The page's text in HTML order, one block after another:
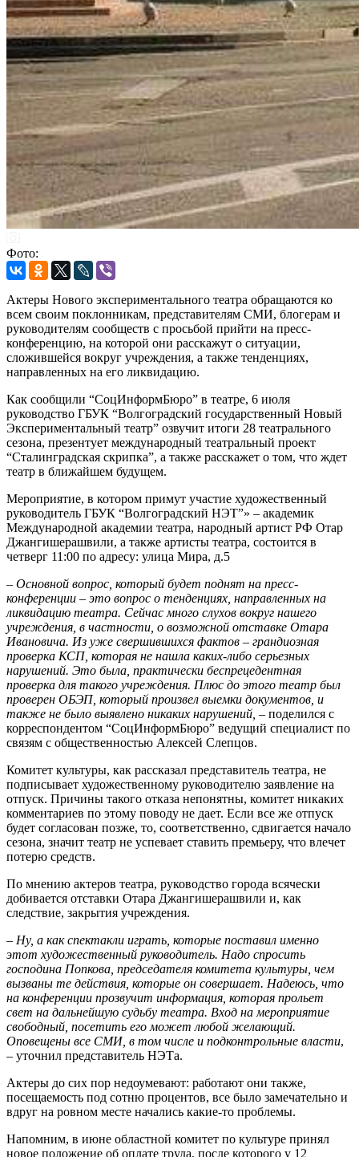
Фото:
Актеры Нового экспериментального театра обращаются ко
всем своим поклонникам, представителям СМИ, блогерам и
руководителям сообществ с просьбой прийти на пресс-
конференцию, на которой они расскажут о ситуации,
сложившейся вокруг учреждения, а также тенденциях,
направленных на его ликвидацию.
Как сообщили “СоцИнформБюро” в театре, 6 июля
руководство ГБУК “Волгоградский государственный Новый
Экспериментальный театр” озвучит итоги 28 театрального
сезона, презентует международный театральный проект
“Сталинградская скрипка”, а также расскажет о том, что ждет
театр в ближайшем будущем.
Мероприятие, в котором примут участие художественный
руководитель ГБУК “Волгоградский НЭТ”» – академик
Международной академии театра, народный артист РФ Отар
Джангишерашвили, а также артисты театра, состоится в
четверг 11:00 по адресу: улица Мира, д.5
– Основной вопрос, который будет поднят на пресс-
конференции – это вопрос о тенденциях, направленных на
ликвидацию театра. Сейчас много слухов вокруг нашего
учреждения, в частности, о возможной отставке Отара
Ивановича. Из уже свершившихся фактов – грандиозная
проверка КСП, которая не нашла каких-либо серьезных
нарушений. Это была, практически беспрецедентная
проверка для такого учреждения. Плюс до этого театр был
проверен ОБЭП, который произвел выемки документов, и
также не было выявлено никаких нарушений, – поделился с
корреспондентом “СоцИнформБюро” ведущий специалист по
связям с общественностью Алексей Слепцов.
Комитет культуры, как рассказал представитель театра, не
подписывает художественному руководителю заявление на
отпуск. Причины такого отказа непонятны, комитет никаких
комментариев по этому поводу не дает. Если все же отпуск
будет согласован позже, то, соответственно, сдвигается начало
сезона, значит театр не успевает ставить премьеру, что влечет
потерю средств.
По мнению актеров театра, руководство города всячески
добивается отставки Отара Джангишерашвили и, как
следствие, закрытия учреждения.
– Ну, а как спектакли играть, которые поставил именно
этот художественный руководитель. Надо спросить
господина Попкова, председателя комитета культуры, чем
вызваны те действия, которые он совершает. Надеюсь, что
на конференции прозвучит информация, которая прольет
свет на дальнейшую судьбу театра. Вход на мероприятие
свободный, посетить его может любой желающий.
Оповещены все СМИ, в том числе и подконтрольные власти,
– уточнил представитель НЭТа.
Актеры до сих пор недоумевают: работают они также,
посещаемость под сотню процентов, все было замечательно и
вдруг на ровном месте начались какие-то проблемы.
Напомним, в июне областной комитет по культуре принял
новое положение об оплате труда, после которого у 12